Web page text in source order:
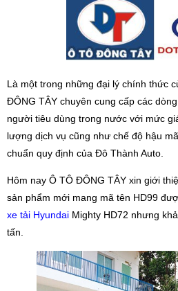
Là một trong những đại lý chính thức
ĐÔNG TÂY chuyên cung cấp các
người tiêu dùng trong nước với mức
lượng dịch vụ cũng như chế độ hậu
chuẩn quy định của Đô Thành Auto.
Hôm nay Ô TÔ ĐÔNG TÂY xin giới
sản phẩm mới mang mã tên HD99
xe tải Hyundai Mighty HD72 nhưng
tấn.